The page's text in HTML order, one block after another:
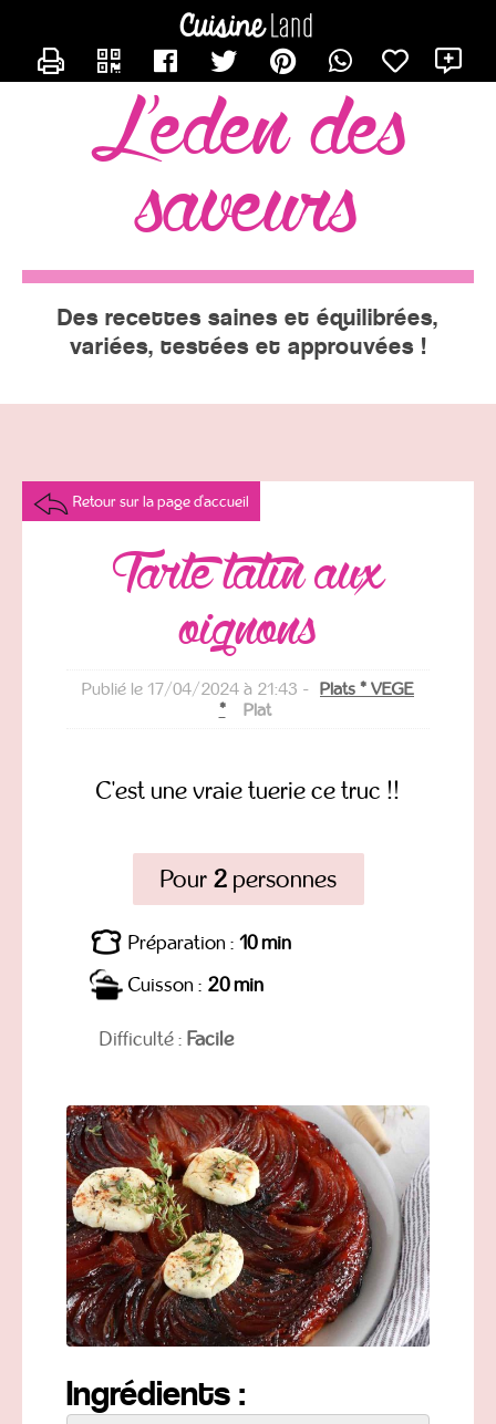
l'eden des
saveurs
Des recettes saines et équilibrées,
variées, testées et approuvées !
Retour sur la page d'accueil
Tarte tatin aux
oignons
Publié le 17/04/2024 à 21:43 - Plats * VEGE
*
Plat
C'est une vraie tuerie ce truc !!
Pour 2personnes
Préparation : 10 min
Cuisson : 20 min
Difficulté : Facile
Ingrédients :
CONTACTER EVE